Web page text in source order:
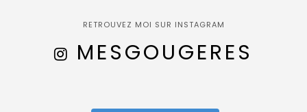
RETROUVEZ MOI SUR INSTAGRAM
MESGOUGERES